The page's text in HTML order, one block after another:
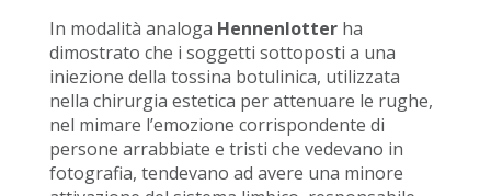
In modalità analoga Hennenlotterha
dimostrato che i soggetti sottoposti a una
iniezione della tossina botulinica, utilizzata
nella chirurgia estetica per attenuare le rughe,
nel mimare l’emozione corrispondente di
persone arrabbiate e tristi che vedevano in
fotografia, tendevano ad avere una minore